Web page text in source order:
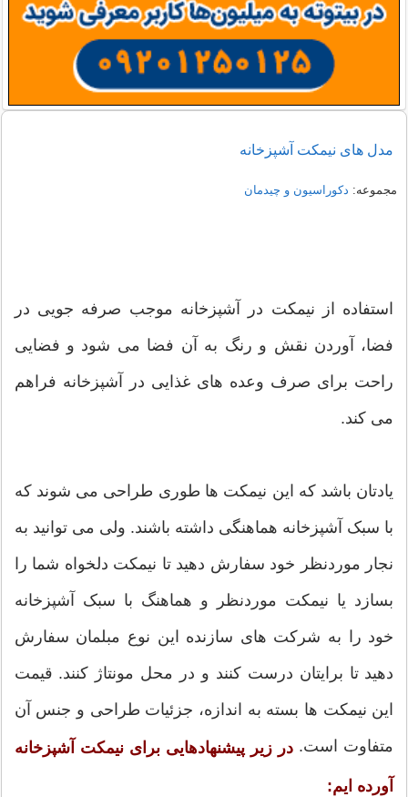
مدل های نیمکت آشپزخانه
مجموعه: دکوراسیون و چیدمان
استفاده از نیمکت در آشپزخانه موجب صرفه جویی در
فضا، آوردن نقش و رنگ به آن فضا می شود و فضایی
راحت برای صرف وعده های غذایی در آشپزخانه فراهم
می کند.
یادتان باشد که این نیمکت ها طوری طراحی می شوند که
با سبک آشپزخانه هماهنگی داشته باشند. ولی می توانید به
نجار موردنظر خود سفارش دهید تا نیمکت دلخواه شما را
بسازد یا نیمکت موردنظر و هماهنگ با سبک آشپزخانه
خود را به شرکت های سازنده این نوع مبلمان سفارش
دهید تا برایتان درست کنند و در محل مونتاژ کنند. قیمت
این نیمکت ها بسته به اندازه، جزئیات طراحی و جنس آن
متفاوت است. در زیر پیشنهادهایی برای نیمکت آشپزخانه
آورده ایم: